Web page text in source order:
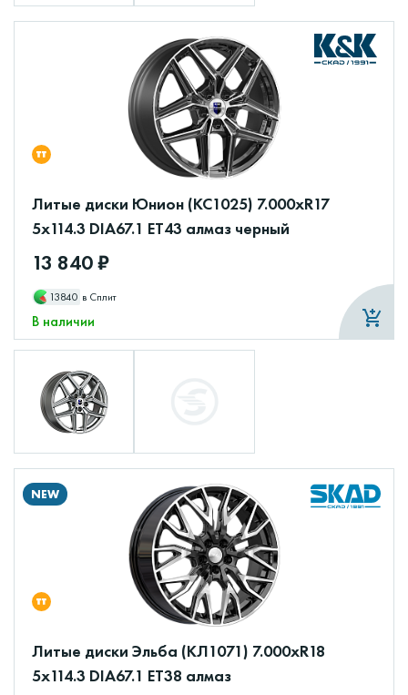
Литые диски Юнион (КС1025) 7.000xR17
5x114.3 DIA67.1 ET43 алмаз черный
13 840 ₽
13840 в Сплит
В наличии
NEW
Литые диски Эльба (КЛ1071) 7.000xR18
5x114.3 DIA67.1 ET38 алмаз